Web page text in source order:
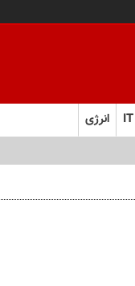
IT انرژی